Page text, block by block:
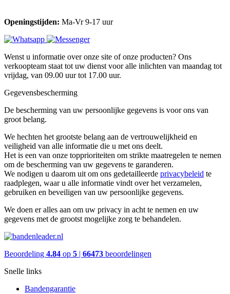
Openingstijden: Ma-Vr 9-17 uur
Wenst u informatie over onze site of onze producten? Ons
verkoopteam staat tot uw dienst voor alle inlichten van maandag tot
vrijdag, van 09.00 uur tot 17.00 uur.
Gegevensbescherming
De bescherming van uw persoonlijke gegevens is voor ons van
groot belang.
We hechten het grootste belang aan de vertrouwelijkheid en
veiligheid van alle informatie die u met ons deelt.
Het is een van onze topprioriteiten om strikte maatregelen te nemen
om de bescherming van uw gegevens te garanderen.
We nodigen u daarom uit om ons gedetailleerde privacybeleid te
raadplegen, waar u alle informatie vindt over het verzamelen,
gebruiken en beveiligen van uw persoonlijke gegevens.
We doen er alles aan om uw privacy in acht te nemen en uw
gegevens met de grootst mogelijke zorg te behandelen.
Beoordeling 4.84 op 5 | 66473 beoordelingen
Snelle links
Bandengarantie